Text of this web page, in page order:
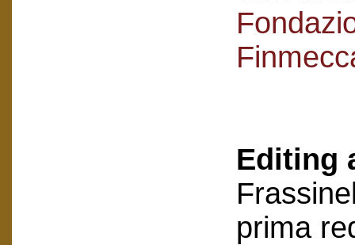
Editing
prima